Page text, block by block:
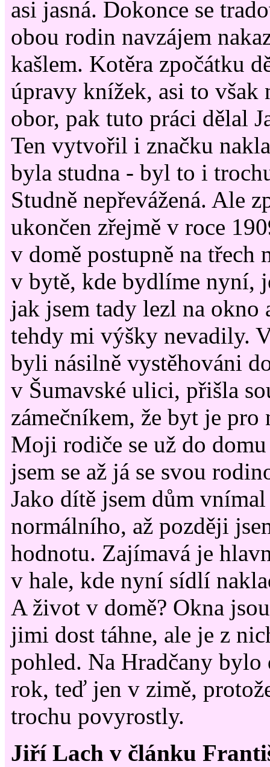
asi jasná. Dokonce se
obou rodin navzájem
kašlem. Kotěra zpočátku
úpravy knížek, asi to však
obor, pak tuto práci dělal
Ten vytvořil i značku
byla studna - byl to i
Studně nepřevážená. Ale
ukončen zřejmě v roce
v domě postupně na třech
v bytě, kde bydlíme nyní,
jak jsem tady lezl na okno
tehdy mi výšky nevadily.
byli násilně vystěhováni
v Šumavské ulici, přišla
zámečníkem, že byt je pro
Moji rodiče se už do
jsem se až já se svou
Jako dítě jsem dům
normálního, až později
hodnotu. Zajímavá je
v hale, kde nyní sídlí
A život v domě? Okna
jimi dost táhne, ale je z
pohled. Na Hradčany
rok, teď jen v zimě,
trochu povyrostly.
Jiří Lach v článku